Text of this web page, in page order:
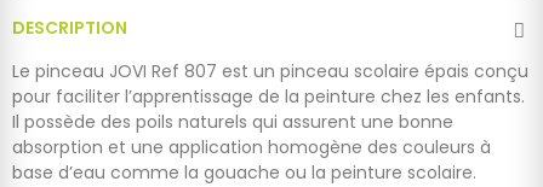
DESCRIPTION
Le pinceau JOVI Ref 807 est un pinceau scolaire épais conçu
pour faciliter l’apprentissage de la peinture chez les enfants.
Il possède des poils naturels qui assurent une bonne
absorption et une application homogène des couleurs à
base d’eau comme la gouache ou la peinture scolaire.